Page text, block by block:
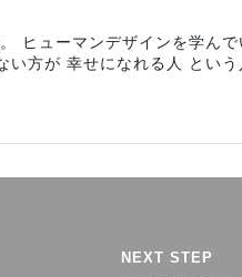
ヒューマンデザインを学ん
い方が 幸せになれる人 とい
NEXT STEP